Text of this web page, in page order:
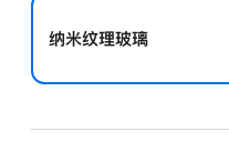
纳米纹理玻璃